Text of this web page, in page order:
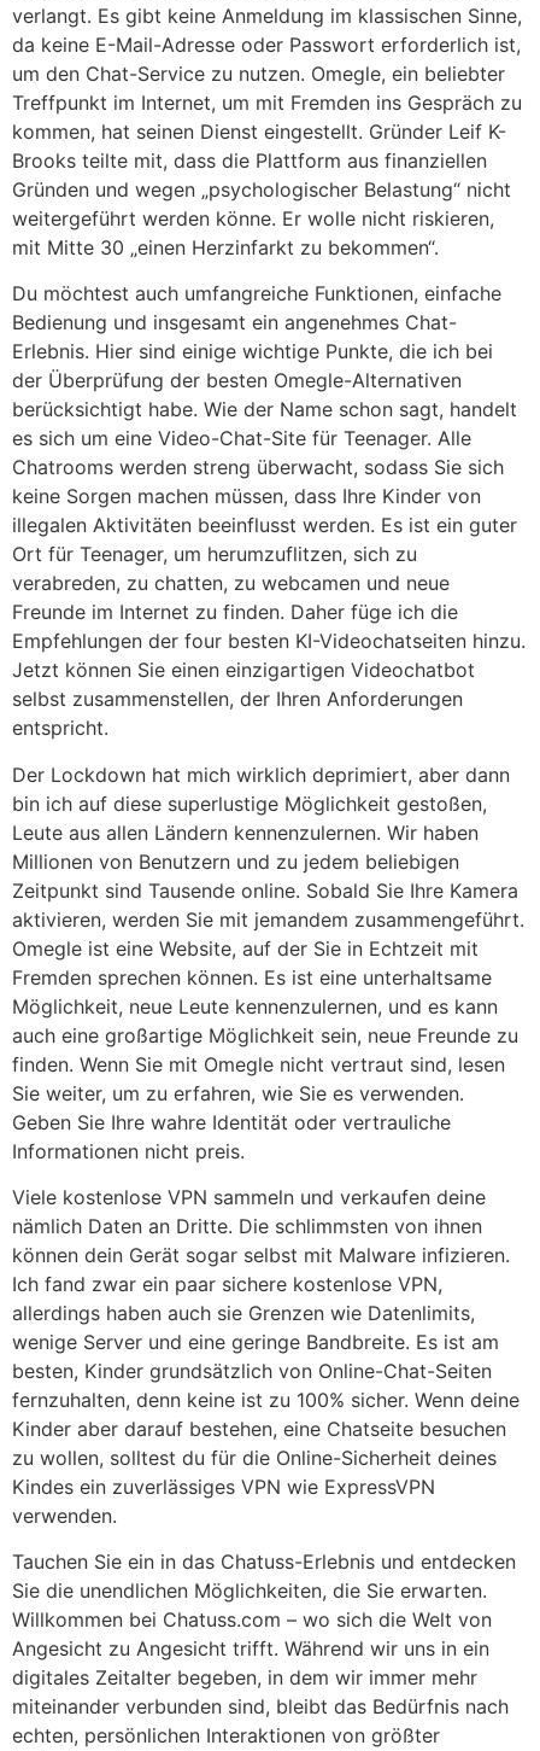
verlangt. Es gibt keine Anmeldung im klassischen Sinne,
da keine E-Mail-Adresse oder Passwort erforderlich ist,
um den Chat-Service zu nutzen. Omegle, ein beliebter
Treffpunkt im Internet, um mit Fremden ins Gespräch zu
kommen, hat seinen Dienst eingestellt. Gründer Leif K-
Brooks teilte mit, dass die Plattform aus finanziellen
Gründen und wegen „psychologischer Belastung“ nicht
weitergeführt werden könne. Er wolle nicht riskieren,
mit Mitte 30 „einen Herzinfarkt zu bekommen“.
Du möchtest auch umfangreiche Funktionen, einfache
Bedienung und insgesamt ein angenehmes Chat-
Erlebnis. Hier sind einige wichtige Punkte, die ich bei
der Überprüfung der besten Omegle-Alternativen
berücksichtigt habe. Wie der Name schon sagt, handelt
es sich um eine Video-Chat-Site für Teenager. Alle
Chatrooms werden streng überwacht, sodass Sie sich
keine Sorgen machen müssen, dass Ihre Kinder von
illegalen Aktivitäten beeinflusst werden. Es ist ein guter
Ort für Teenager, um herumzuflitzen, sich zu
verabreden, zu chatten, zu webcamen und neue
Freunde im Internet zu finden. Daher füge ich die
Empfehlungen der four besten KI-Videochatseiten hinzu.
Jetzt können Sie einen einzigartigen Videochatbot
selbst zusammenstellen, der Ihren Anforderungen
entspricht.
Der Lockdown hat mich wirklich deprimiert, aber dann
bin ich auf diese superlustige Möglichkeit gestoßen,
Leute aus allen Ländern kennenzulernen. Wir haben
Millionen von Benutzern und zu jedem beliebigen
Zeitpunkt sind Tausende online. Sobald Sie Ihre Kamera
aktivieren, werden Sie mit jemandem zusammengeführt.
Omegle ist eine Website, auf der Sie in Echtzeit mit
Fremden sprechen können. Es ist eine unterhaltsame
Möglichkeit, neue Leute kennenzulernen, und es kann
auch eine großartige Möglichkeit sein, neue Freunde zu
finden. Wenn Sie mit Omegle nicht vertraut sind, lesen
Sie weiter, um zu erfahren, wie Sie es verwenden.
Geben Sie Ihre wahre Identität oder vertrauliche
Informationen nicht preis.
Viele kostenlose VPN sammeln und verkaufen deine
nämlich Daten an Dritte. Die schlimmsten von ihnen
können dein Gerät sogar selbst mit Malware infizieren.
Ich fand zwar ein paar sichere kostenlose VPN,
allerdings haben auch sie Grenzen wie Datenlimits,
wenige Server und eine geringe Bandbreite. Es ist am
besten, Kinder grundsätzlich von Online-Chat-Seiten
fernzuhalten, denn keine ist zu 100% sicher. Wenn deine
Kinder aber darauf bestehen, eine Chatseite besuchen
zu wollen, solltest du für die Online-Sicherheit deines
Kindes ein zuverlässiges VPN wie ExpressVPN
verwenden.
Tauchen Sie ein in das Chatuss-Erlebnis und entdecken
Sie die unendlichen Möglichkeiten, die Sie erwarten.
Willkommen bei Chatuss.com – wo sich die Welt von
Angesicht zu Angesicht trifft. Während wir uns in ein
digitales Zeitalter begeben, in dem wir immer mehr
miteinander verbunden sind, bleibt das Bedürfnis nach
echten, persönlichen Interaktionen von größter